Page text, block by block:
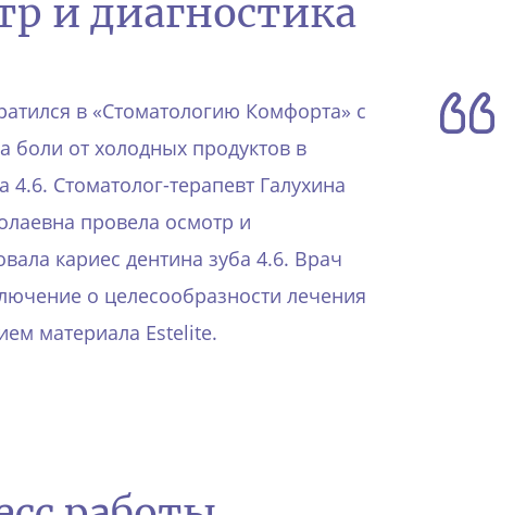
и диагностика
в «Стоматологию Комфорта» с
боли от холодных продуктов в
4.6. Стоматолог-терапевт Галухина
провела осмотр и
кариес дентина зуба 4.6. Врач
о целесообразности лечения
материала Estelite.